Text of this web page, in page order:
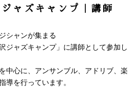
ャズキャンプ｜講師
シャンが集まる
ジャズキャンプ」に講師として参加し
中心に、アンサンブル、アドリブ、楽
導を行っています。